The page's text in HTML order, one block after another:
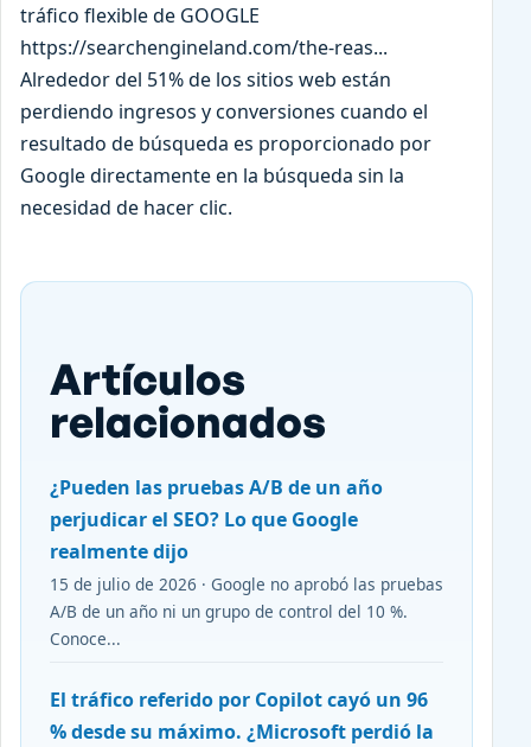
tráfico flexible de GOOGLE
https://searchengineland.com/the-reas...
Alrededor del 51% de los sitios web están
perdiendo ingresos y conversiones cuando el
resultado de búsqueda es proporcionado por
Google directamente en la búsqueda sin la
necesidad de hacer clic.
Artículos
relacionados
¿Pueden las pruebas A/B de un año
perjudicar el SEO? Lo que Google
realmente dijo
15 de julio de 2026 · Google no aprobó las pruebas
A/B de un año ni un grupo de control del 10 %.
Conoce...
El tráfico referido por Copilot cayó un 96
% desde su máximo. ¿Microsoft perdió la